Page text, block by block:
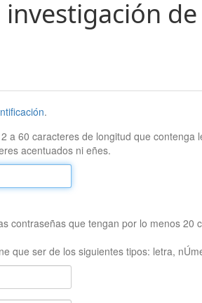
.
a 60 caracteres de longitud que contenga
acentuados ni eñes.
contraseñas que tengan por lo menos 20
que ser de los siguientes tipos: letra,